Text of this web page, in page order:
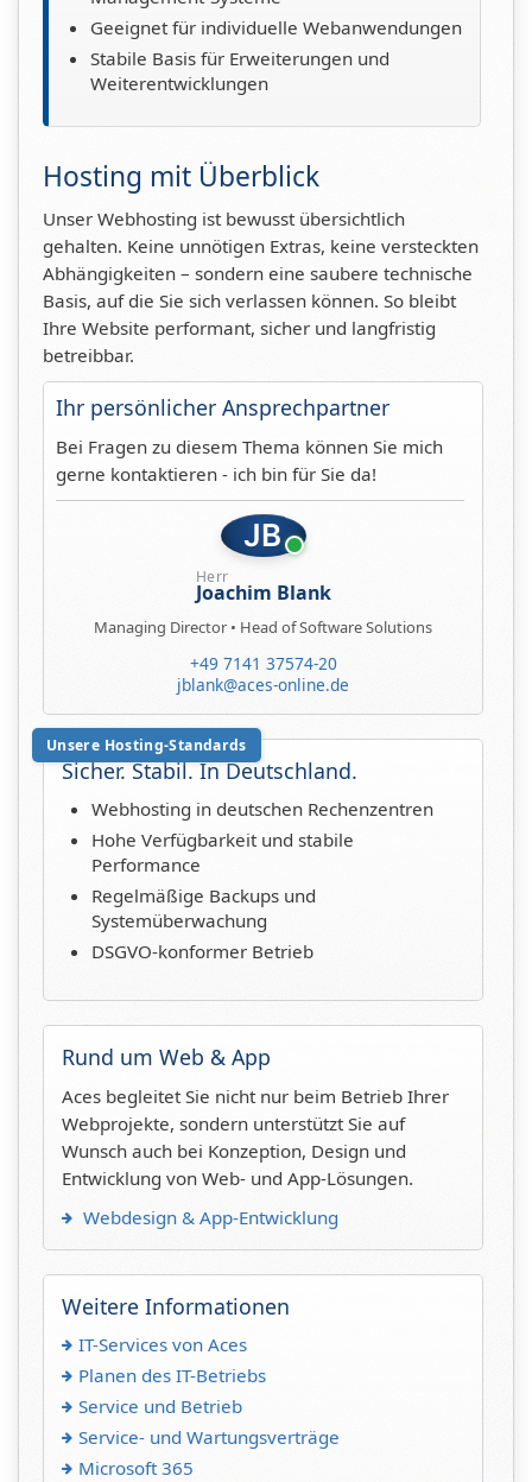
Geeignet für individuelle Webanwendungen
Stabile Basis für Erweiterungen und
Weiterentwicklungen
Hosting mit Überblick
Unser Webhosting ist bewusst übersichtlich
gehalten. Keine unnötigen Extras, keine versteckten
Abhängigkeiten – sondern eine saubere technische
Basis, auf die Sie sich verlassen können. So bleibt
Ihre Website performant, sicher und langfristig
betreibbar.
Ihr persönlicher Ansprechpartner
Bei Fragen zu diesem Thema können Sie mich
gerne kontaktieren - ich bin für Sie da!
JB
Herr
Joachim Blank
Managing Director • Head of Software Solutions
+49 7141 37574-20
jblank@aces-online.de
Unsere Hosting-Standards
Sicher. Stabil. In Deutschland.
Webhosting in deutschen Rechenzentren
Hohe Verfügbarkeit und stabile
Performance
Regelmäßige Backups und
Systemüberwachung
DSGVO-konformer Betrieb
Rund um Web & App
Aces begleitet Sie nicht nur beim Betrieb Ihrer
Webprojekte, sondern unterstützt Sie auf
Wunsch auch bei Konzeption, Design und
Entwicklung von Web- und App-Lösungen.
Webdesign & App-Entwicklung
Weitere Informationen
IT-Services von Aces
Planen des IT-Betriebs
Service und Betrieb
Service- und Wartungsverträge
Microsoft 365